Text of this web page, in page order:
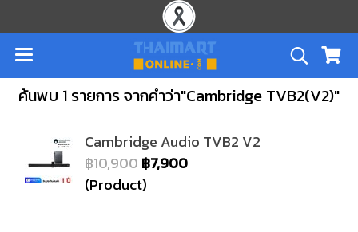
ค้นพบ 1 รายการ จากคำว่า"Cambridge TVB2(V2)"
Cambridge Audio TVB2 V2
฿10,900฿7,900
(Product)